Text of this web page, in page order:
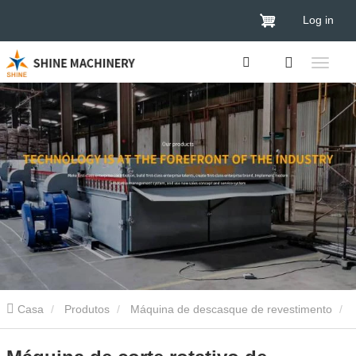
Log in
Casa Produtos Máquina de descasque de revestimento
Máquina de descasque de revestimento de 8 pés